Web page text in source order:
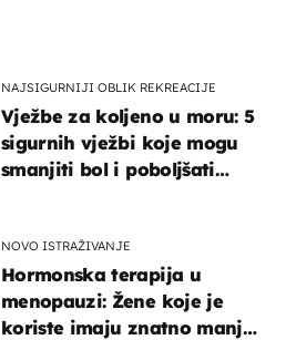
NAJSIGURNIJI OBLIK REKREACIJE
Vježbe za koljeno u moru: 5
sigurnih vježbi koje mogu
smanjiti bol i poboljšati
NOVO ISTRAŽIVANJE
Hormonska terapija u
menopauzi: Žene koje je
koriste imaju znatno manji